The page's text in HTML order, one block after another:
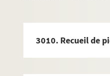
3010. Recueil de
2982. Plan cavalier du